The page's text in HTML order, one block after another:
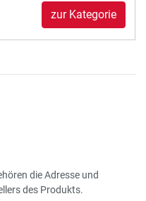
zur Kategorie
die Adresse und
des Produkts.